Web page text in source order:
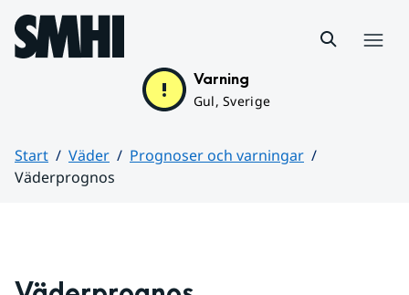
Hoppa till sidans innehåll
Varning
Gul, Sverige
Start Väder
Prognoser och varningar
Väderprognos